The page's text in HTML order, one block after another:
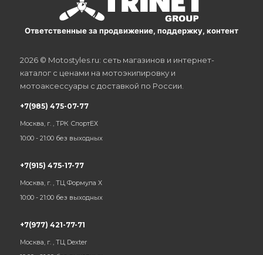
Ответственные за продвижение, поддержку, контент
2026 © Motostyles.ru: сеть магазинов и интернет-
каталог с ценами на мотоэкипировку и
мотоаксессуары с доставкой по России.
+7(985) 475-07-77
Москва, г. , ТРК СпортЕХ
10:00 - 21:00 без выходных
+7(915) 475-17-77
Москва, г. , ТЦ Формула Х
10:00 - 21:00 без выходных
+7(977) 421-77-71
Москва, г. , ТЦ Dexter